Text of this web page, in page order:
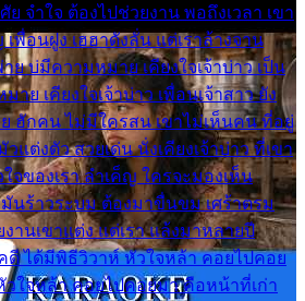
จำใจ ต้องไปช่วยงาน พอถึงเวลา เขา
พื่อนฝูง เฮฮาดังลั่น แต่เราล้างจาน
ย บ่มีความหมาย เคียงใจเจ้าบ่าว เป็น
ย เคียงใจเจ้าบ่าว เพื่อนเจ้าสาว ยัง
ฮักคน ไม่มีใครสน เขาไม่เห็นคน ที่อยู่
แต่งตัว สวยเด่น นั่งเคียงเจ้าบ่าว ที่เขา
ใจของเรา ลำเค็ญ ใครจะมองเห็น
มันร้าวระบม ต้องมาขื่นขม เศร้าตรม
านเขาแต่ง แต่เรา แล้งมาหลายปี
ดี ได้มีพิธีวิวาห์ หัวใจหล้า คอยไปคอย
ใจหล้า คอยไปคอยมา คือหน้าที่เก่า